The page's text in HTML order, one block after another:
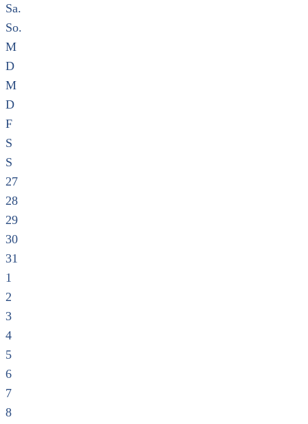
Sa.
So.
M
D
M
D
F
S
S
27
28
29
30
31
1
2
3
4
5
6
7
8